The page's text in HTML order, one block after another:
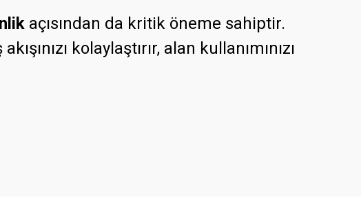
açısından da kritik öneme sahiptir.
kolaylaştırır, alan kullanımınızı